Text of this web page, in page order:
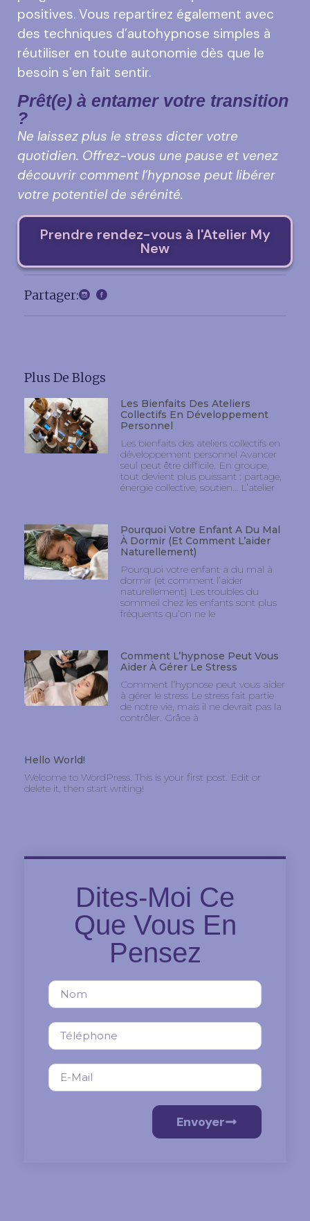
positives. Vous repartirez également avec
des techniques d’autohypnose simples à
réutiliser en toute autonomie dès que le
besoin s’en fait sentir.
Prêt(e) à entamer votre transition
?
Ne laissez plus le stress dicter votre
quotidien. Offrez-vous une pause et venez
découvrir comment l’hypnose peut libérer
votre potentiel de sérénité.
Prendre rendez-vous à l'Atelier My
New
Partager:
Plus De Blogs
Les Bienfaits Des Ateliers
Collectifs En Développement
Personnel
Les bienfaits des ateliers collectifs en
développement personnel Avancer
seul peut être difficile. En groupe,
tout devient plus puissant : partage,
énergie collective, soutien… L’atelier
Pourquoi Votre Enfant A Du Mal
À Dormir (et Comment L’aider
Naturellement)
Pourquoi votre enfant a du mal à
dormir (et comment l’aider
naturellement) Les troubles du
sommeil chez les enfants sont plus
fréquents qu’on ne le
Comment L’hypnose Peut Vous
Aider À Gérer Le Stress
Comment l’hypnose peut vous aider
à gérer le stress Le stress fait partie
de notre vie, mais il ne devrait pas la
contrôler. Grâce à
Hello World!
Welcome to WordPress. This is your first post. Edit or
delete it, then start writing!
Dites-Moi Ce
Que Vous En
Pensez
Envoyer